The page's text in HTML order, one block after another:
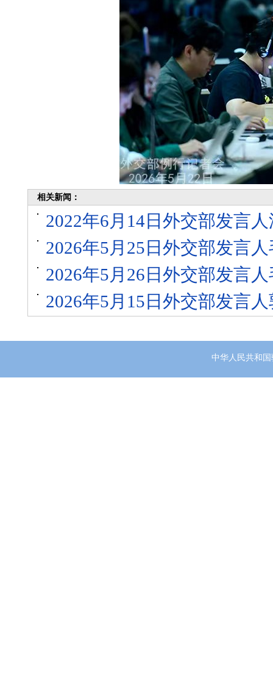
相关新闻：
2022年6月14日外交部发言
2026年5月25日外交部发言
2026年5月26日外交部发言
2026年5月15日外交部发言
中华人民共和